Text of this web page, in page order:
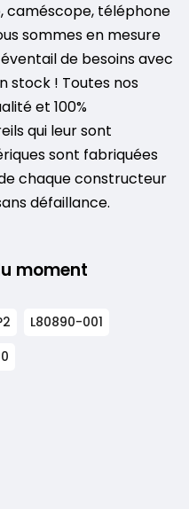
caméscope, téléphone
sommes en mesure
de besoins avec
stock ! Toutes nos
et 100%
qui leur sont
sont fabriquées
chaque constructeur
défaillance.
moment
L80890-001